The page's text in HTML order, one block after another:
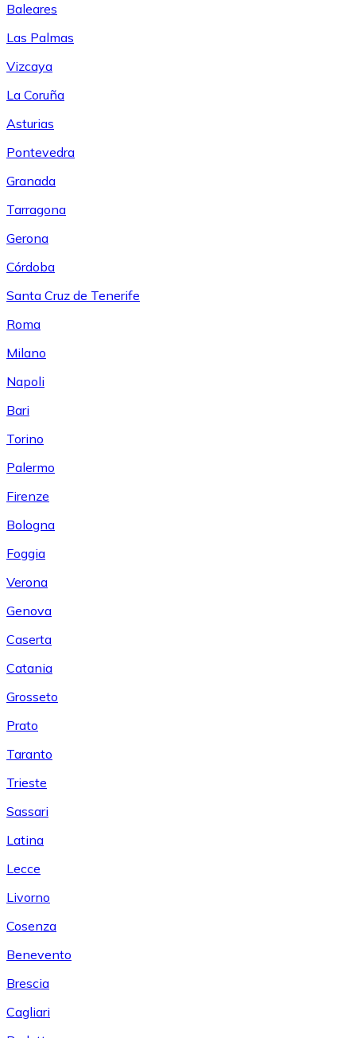
Baleares
Las Palmas
Vizcaya
La Coruña
Asturias
Pontevedra
Granada
Tarragona
Gerona
Córdoba
Santa Cruz de Tenerife
Roma
Milano
Napoli
Bari
Torino
Palermo
Firenze
Bologna
Foggia
Verona
Genova
Caserta
Catania
Grosseto
Prato
Taranto
Trieste
Sassari
Latina
Lecce
Livorno
Cosenza
Benevento
Brescia
Cagliari